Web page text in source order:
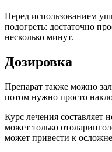
Перед использованием
подогреть: достаточно
несколько минут.
Дозировка
Препарат также можно
потом нужно просто
Курс лечения составляет
может только
может привести к